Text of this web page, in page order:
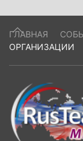
ГЛАВНАЯ
ОРГАНИЗАЦИИ